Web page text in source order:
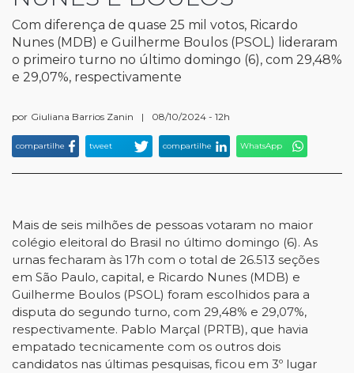
Com diferença de quase 25 mil votos, Ricardo
Nunes (MDB) e Guilherme Boulos (PSOL) lideraram
o primeiro turno no último domingo (6), com 29,48%
e 29,07%, respectivamente
por Giuliana Barrios Zanin | 08/10/2024 - 12h
compartilhe tweet compartilhe WhatsApp
Mais de seis milhões de pessoas votaram no maior
colégio eleitoral do Brasil no último domingo (6). As
urnas fecharam às 17h com o total de 26.513 seções
em São Paulo, capital, e Ricardo Nunes (MDB) e
Guilherme Boulos (PSOL) foram escolhidos para a
disputa do segundo turno, com 29,48% e 29,07%,
respectivamente. Pablo Marçal (PRTB), que havia
empatado tecnicamente com os outros dois
candidatos nas últimas pesquisas, ficou em 3º lugar